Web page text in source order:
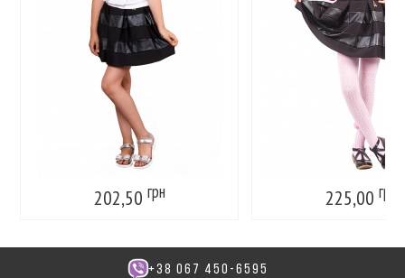
202,50 грн 225,00 грн
+38 067 450-6595